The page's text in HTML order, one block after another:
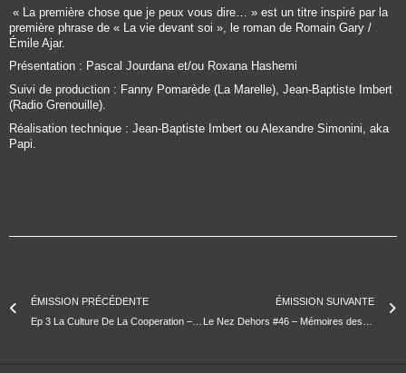
« La première chose que je peux vous dire… » est un titre inspiré par la
première phrase de « La vie devant soi », le roman de Romain Gary /
Émile Ajar.
Présentation : Pascal Jourdana et/ou Roxana Hashemi
Suivi de production : Fanny Pomarède (La Marelle), Jean-Baptiste Imbert
(Radio Grenouille).
Réalisation technique : Jean-Baptiste Imbert ou Alexandre Simonini, aka
Papi.
ÉMISSION PRÉCÉDENTE
ÉMISSION SUIVANTE